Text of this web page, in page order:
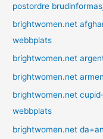
postordre
brightwomen.net
webbplats
brightwomen.net
brightwomen.net
brightwomen.net
webbplats
brightwomen.net